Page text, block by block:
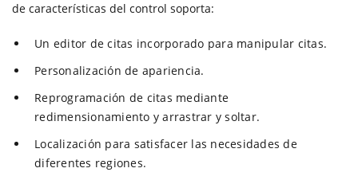
de características del control soporta:
Un editor de citas incorporado para manipular citas.
Personalización de apariencia.
Reprogramación de citas mediante
redimensionamiento y arrastrar y soltar.
Localización para satisfacer las necesidades de
diferentes regiones.